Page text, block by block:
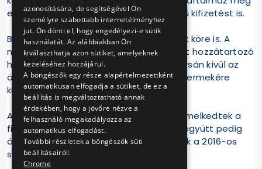
egy év végi egyszeri, 14.900 forint értékű kifizetést is.
Bővül az utazási igazolványra jogosultak köre is. A
megállapodás értelmében az eddigi két hozzátartozó
helyett mostantól a kollégáink házastársán kívül az
összes, egy háztartásban élő iskolás gyermekére
kiterjesztjük az utazási kedvezményt.
A BKV-nál 2017-től átlagosan 27%-kal emelkedtek a
fizetések, a mostani megállapodással együtt pedig
átlagosan 35%-kal magasabbak a bérek a 2016-os
szinthez képest.
azonosítására, de segítségével Ön
személyre szabottabb internetélményhez
jut. Ön dönti el, hogy engedélyezi-e sütik
használatát. Az alábbiakban Ön
kiválaszthatja azon sütiket, amelyeknek
kezeléséhez hozzájárul.
A böngészők egy része alapértelmezettként
automatikusan elfogadja a sütiket, de ez a
beállítás is megváltoztatható annak
érdekében, hogy a jövőre nézve a
felhasználó megakadályozza az
automatikus elfogadást.
További részletek a böngészők süti
beállításairól:
Chrome